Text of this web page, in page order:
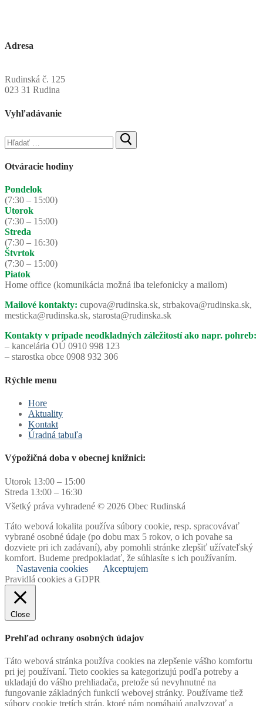
Adresa
Rudinská č. 125
023 31 Rudina
Vyhľadávanie
Hľadať:
Otváracie hodiny
Pondelok
(7:30 – 15:00)
Utorok
(7:30 – 15:00)
Streda
(7:30 – 16:30)
Štvrtok
(7:30 – 15:00)
Piatok
Home office (komunikácia možná iba telefonicky a mailom)
Mailové kontakty: cupova@rudinska.sk, strbakova@rudinska.sk,
mesticka@rudinska.sk, starosta@rudinska.sk
Kontakty v prípade neodkladných záležitostí ako napr. pohreb:
– kancelária OÚ 0910 998 123
– starostka obce 0908 932 306
Rýchle menu
Hore
Aktuality
Kontakt
Úradná tabuľa
Výpožičná doba v obecnej knižnici:
Utorok 13:00 – 15:00
Streda 13:00 – 16:30
Všetký práva vyhradené © 2026 Obec Rudinská
Táto webová lokalita používa súbory cookie, resp. spracovávať
vybrané osobné údaje (po dobu max 5 rokov, o ich povahe sa
dozviete pri ich zadávaní), aby pomohli stránke zlepšiť užívateľský
komfort. Budeme predpokladať, že súhlasíte s ich používaním.
Nastavenia cookies
Akceptujem
Pravidlá cookies a GDPR
Close
Prehľad ochrany osobných údajov
Táto webová stránka používa cookies na zlepšenie vášho komfortu
pri jej používaní. Tieto cookies sa kategorizujú podľa potreby a
ukladajú do vášho prehliadača, pretože sú nevyhnutné na
fungovanie základných funkcií webovej stránky. Používame tiež
súbory cookie tretích strán, ktoré nám pomáhajú analyzovať a